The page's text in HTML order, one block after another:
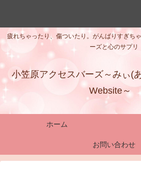
疲れちゃったり、傷ついたり。がんばりすぎち
ーズと心のサプリ
小笠原アクセスバーズ～みぃ(
Website～
ホーム
お問い合わせ